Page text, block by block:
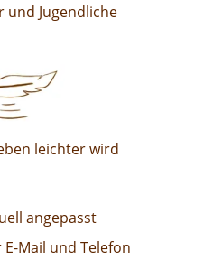
und Jugendliche
leichter wird
angepasst
Mail und Telefon